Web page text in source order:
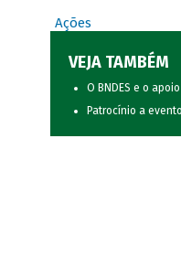
Ações
VEJA TAMBÉM
O BNDES e o
Patrocínio a